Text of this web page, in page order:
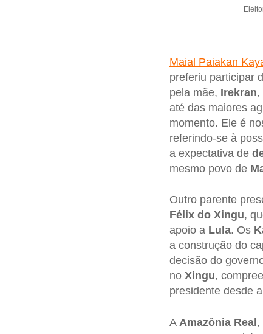
Maial Paiakan
preferiu participar
pela mãe, Irekran,
até das maiores
momento. Ele é
referindo-se à
a expectativa de
mesmo povo de
Outro parente
Félix do Xingu,
apoio a Lula. Os
a construção do
decisão do
no Xingu,
presidente desde
A Amazônia Real,